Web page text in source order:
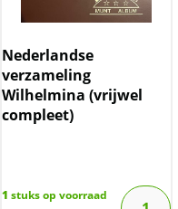
Nederlandse
verzameling
Wilhelmina (vrijwel
compleet)
1 stuks op voorraad